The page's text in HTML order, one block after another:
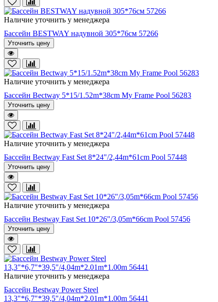
Наличие уточнить у менеджера
Бассейн BESTWAY надувной 305*76см 57266
Уточнить цену
Наличие уточнить у менеджера
Бассейн Bectway 5*15/1.52m*38cm My Frame Pool 56283
Уточнить цену
Наличие уточнить у менеджера
Бассейн Bectway Fast Set 8*24"/2,44m*61cm Pool 57448
Уточнить цену
Наличие уточнить у менеджера
Бассейн Bestway Fast Set 10*26"/3,05m*66cm Pool 57456
Уточнить цену
Наличие уточнить у менеджера
Бассейн Bestway Power Steel
13,3"*6,7"*39,5"/4,04m*2.01m*1.00m 56441